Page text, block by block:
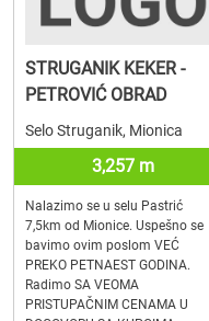
STRUGANIK KEKER -
PETROVIĆ OBRAD
Selo Struganik, Mionica
3,257 m
Nalazimo se u selu Pastrić
7,5km od Mionice. Uspešno se
bavimo ovim poslom VEĆ
PREKO PETNAEST GODINA.
Radimo SA VEOMA
PRISTUPAČNIM CENAMA U